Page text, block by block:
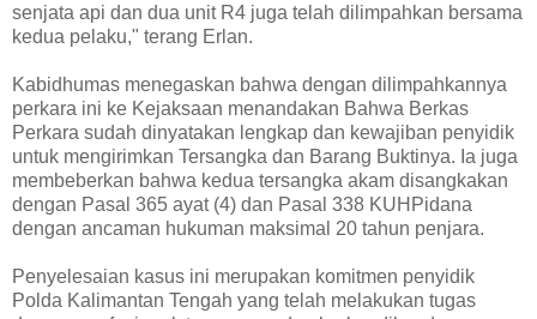
senjata api dan dua unit R4 juga telah dilimpahkan bersama
kedua pelaku," terang Erlan.
Kabidhumas menegaskan bahwa dengan dilimpahkannya
perkara ini ke Kejaksaan menandakan Bahwa Berkas
Perkara sudah dinyatakan lengkap dan kewajiban penyidik
untuk mengirimkan Tersangka dan Barang Buktinya. Ia juga
membeberkan bahwa kedua tersangka akam disangkakan
dengan Pasal 365 ayat (4) dan Pasal 338 KUHPidana
dengan ancaman hukuman maksimal 20 tahun penjara.
Penyelesaian kasus ini merupakan komitmen penyidik
Polda Kalimantan Tengah yang telah melakukan tugas